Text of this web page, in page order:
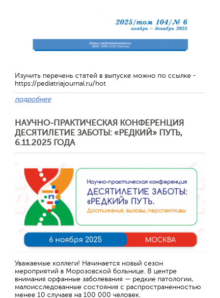
Изучить перечень статей в выпуске можно по ссылке -
https://pediatriajournal.ru/hot
подробнее
НАУЧНО-ПРАКТИЧЕСКАЯ КОНФЕРЕНЦИЯ
ДЕСЯТИЛЕТИЕ ЗАБОТЫ: «РЕДКИЙ» ПУТЬ,
6.11.2025 ГОДА
Уважаемые коллеги! Начинается новый сезон
мероприятий в Морозовской больнице. В центре
внимания орфанные заболевания — редкие патологии,
малоисследованные состояния с распространенностью
менее 10 случаев на 100 000 человек.